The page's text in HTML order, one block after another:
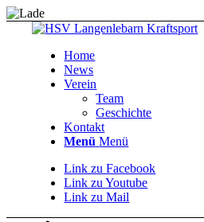
Home
News
Verein
Team
Geschichte
Kontakt
Menü Menü
Link zu Facebook
Link zu Youtube
Link zu Mail